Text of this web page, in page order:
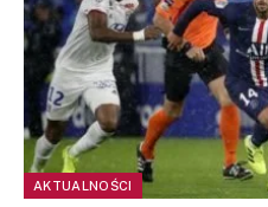
AKTUALNOŚCI